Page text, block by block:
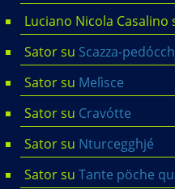
Luciano Nicola Casalino
Satorsu Scazza-
Satorsu Melìsce
Satorsu Cravótte
Satorsu Nturcegghjé
Satorsu Tante pöche